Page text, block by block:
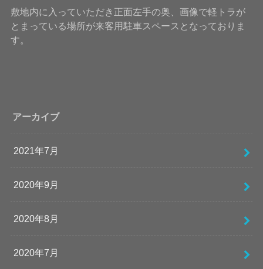
敷地内に入っていただき正面左手の奥、画像で軽トラが
とまっている場所が来客用駐車スペースとなっておりま
す。
アーカイブ
2021年7月
2020年9月
2020年8月
2020年7月